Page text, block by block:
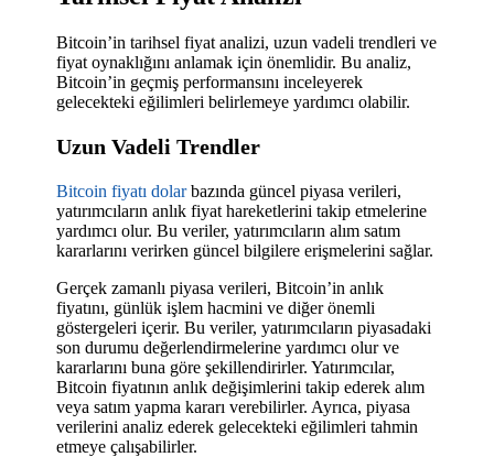
Bitcoin’in tarihsel fiyat analizi, uzun vadeli trendleri ve
fiyat oynaklığını anlamak için önemlidir. Bu analiz,
Bitcoin’in geçmiş performansını inceleyerek
gelecekteki eğilimleri belirlemeye yardımcı olabilir.
Uzun Vadeli Trendler
Bitcoin fiyatı dolarbazında güncel piyasa verileri,
yatırımcıların anlık fiyat hareketlerini takip etmelerine
yardımcı olur. Bu veriler, yatırımcıların alım satım
kararlarını verirken güncel bilgilere erişmelerini sağlar.
Gerçek zamanlı piyasa verileri, Bitcoin’in anlık
fiyatını, günlük işlem hacmini ve diğer önemli
göstergeleri içerir. Bu veriler, yatırımcıların piyasadaki
son durumu değerlendirmelerine yardımcı olur ve
kararlarını buna göre şekillendirirler. Yatırımcılar,
Bitcoin fiyatının anlık değişimlerini takip ederek alım
veya satım yapma kararı verebilirler. Ayrıca, piyasa
verilerini analiz ederek gelecekteki eğilimleri tahmin
etmeye çalışabilirler.